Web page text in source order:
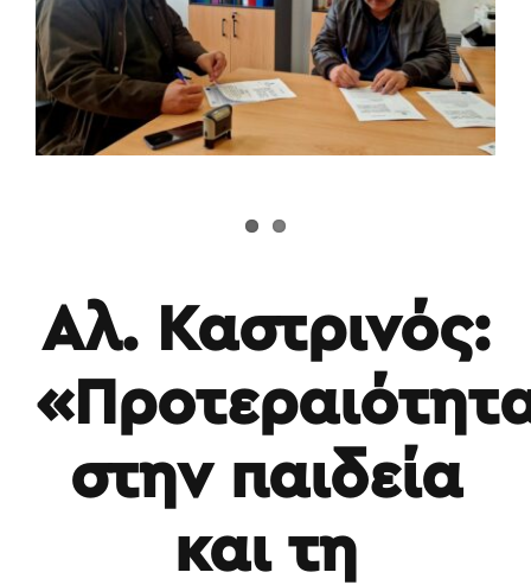
Αλ. Καστρινός:
στην παιδεία
και τη